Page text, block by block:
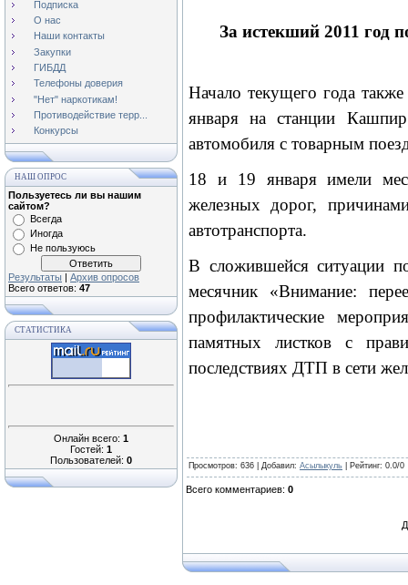
Подписка
О нас
Наши контакты
Закупки
ГИБДД
Телефоны доверия
"Нет" наркотикам!
Противодействие терр...
Конкурсы
НАШ ОПРОС
Пользуетесь ли вы нашим
сайтом?
Всегда
Иногда
Не пользуюсь
Результаты | Архив опросов
Всего ответов: 47
СТАТИСТИКА
Онлайн всего: 1
Гостей: 1
Пользователей: 0
За истекший 2011 год
Начало текущего года
января на станции
автомобиля с товарным
18 и 19 января имели
железных дорог,
автотранспорта.
В сложившейся ситуации
месячник «Внимание:
профилактические
памятных листков с
последствиях ДТП в сети
Просмотров: 636 | Добавил: Асылыкуль Рейтинг: 0.0/0
Всего комментариев: 0